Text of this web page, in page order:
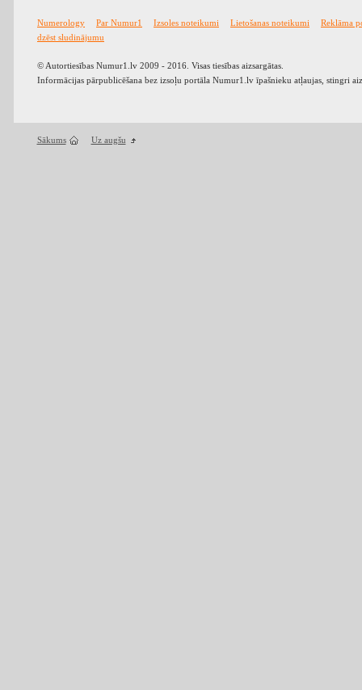
Numerology Par Numur1 Izsoles noteikumi Lietošanas noteikumi
Reklāma
dzēst sludinājumu
© Autortiesības Numur1.lv 2009 - 2016. Visas tiesības aizsargātas.
Informācijas pārpublicēšana bez izsoļu portāla Numur1.lv īpašnieku atļaujas, stingri
Sākums Uz augšu